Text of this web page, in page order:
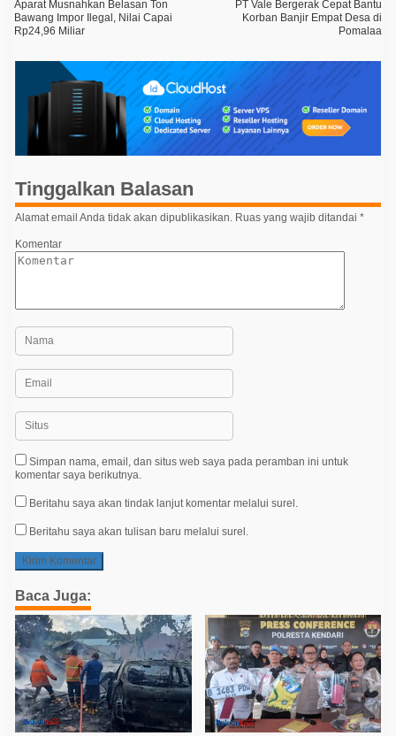
a
v
i
i
p
o
s
Aparat Musnahkan Belasan Ton
Bawang Impor Ilegal, Nilai Capai
Rp24,96 Miliar
PT Vale Bergerak Cepat Bantu
Korban Banjir Empat Desa di
Pomalaa
Tinggalkan Balasan
Alamat email Anda tidak akan dipublikasikan. Ruas yang wajib ditandai *
Komentar
Simpan nama, email, dan situs web saya pada peramban ini untuk
komentar saya berikutnya.
Beritahu saya akan tindak lanjut komentar melalui surel.
Beritahu saya akan tulisan baru melalui surel.
Baca Juga: